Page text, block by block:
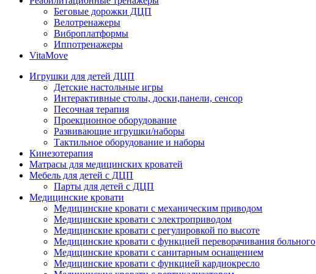
Беговые дорожки ДЦП
Велотренажеры
Виброплатформы
Иппотренажеры
VitaMove
Игрушки для детей ДЦП
Детские настольные игры
Интерактивные столы, доски,панели, сенсор
Песочная терапия
Проекционное оборудование
Развивающие игрушки/наборы
Тактильное оборудование и наборы
Кинезотерапия
Матрасы для медицинских кроватей
Мебель для детей с ДЦП
Парты для детей с ДЦП
Медицинские кровати
Медицинские кровати с механическим приводом
Медицинские кровати с электроприводом
Медицинские кровати с регулировкой по высоте
Медицинские кровати с функцией переворачивания больного
Медицинские кровати с санитарным оснащением
Медицинские кровати с функцией кардиокресло